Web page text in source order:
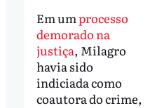
Em umprocesso
demorado na
justiça, Milagro
havia sido
indiciada como
coautora do crime,